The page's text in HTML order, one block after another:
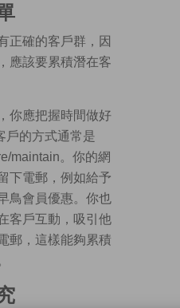
正確的客戶群，因
應該要累積潛在客
你應把握時間做好
戶的方式通常是
maintain。你的網
下電郵，例如給予
鳥會員優惠。你也
客戶互動，吸引他
郵，這樣能夠累積